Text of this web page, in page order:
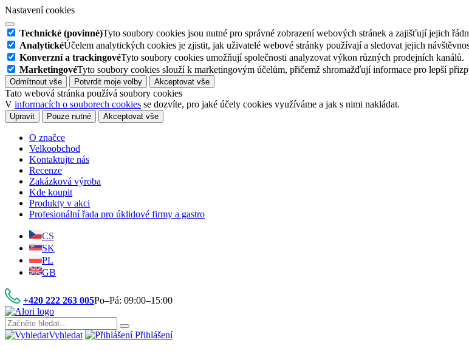
Nastavení cookies
Technické (povinné)Tyto soubory cookies jsou nutné pro správné zobrazení webových stránek a zajišťují jejich
AnalytickéÚčelem analytických cookies je zjistit, jak uživatelé webové stránky používají a sledovat jejich
Konverzní a trackingovéTyto soubory cookies umožňují společnosti analyzovat výkon různých prodejních kanálů.
MarketingovéTyto soubory cookies slouží k marketingovým účelům, přičemž shromažďují informace pro lepší
Odmítnout vše Potvrdit moje volby Akceptovat vše
Tato webová stránka používá soubory cookies
V informacích o souborech cookies se dozvíte, pro jaké účely cookies využíváme a jak s nimi nakládat.
Upravit Pouze nutné Akceptovat vše
O značce
Velkoobchod
Kontaktujte nás
Recenze
Zakázková výroba
Kde koupit
Produkty v akci
Profesionální řada pro úklidové firmy a gastro
CS
SK
PL
GB
+420 222 263 005Po–Pá: 09:00–15:00
Vyhledat Přihlášení